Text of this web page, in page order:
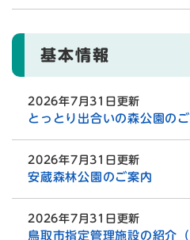
基本情報
2026年7月31日更新
とっとり出合いの森公園の
2026年7月31日更新
安蔵森林公園のご案内
2026年7月31日更新
鳥取市指定管理施設の紹介